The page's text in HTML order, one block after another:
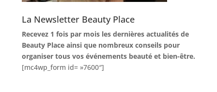
La Newsletter Beauty Place
Recevez 1 fois par mois les dernières actualités de
Beauty Place ainsi que nombreux conseils pour
organiser tous vos événements beauté et bien-être.
[mc4wp_form id= »7600″]